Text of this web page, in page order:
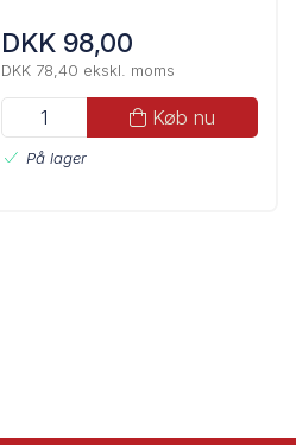
DKK 98,00
DKK 78,40 ekskl. moms
Køb nu
På lager